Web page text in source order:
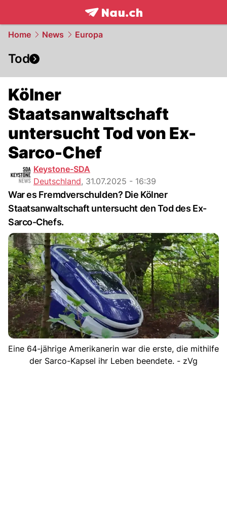
frontpage.NAU.ch
Home News Europa
Tod
Kölner
Staatsanwaltschaft
untersucht Tod von Ex-
Sarco-Chef
Keystone-SDA
Deutschland, 31.07.2025 - 16:39
War es Fremdverschulden? Die Kölner
Staatsanwaltschaft untersucht den Tod des Ex-
Sarco-Chefs.
Eine 64-jährige Amerikanerin war die erste, die mithilfe
der Sarco-Kapsel ihr Leben beendete. - zVg